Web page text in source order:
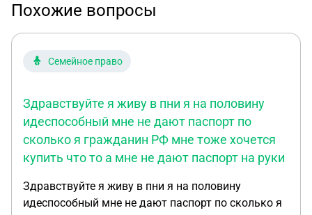
Похожие вопросы
Семейное право
Здравствуйте я живу в пни я на половину
идеспособный мне не дают паспорт по
сколько я гражданин РФ мне тоже хочется
купить что то а мне не дают паспорт на руки
Здравствуйте я живу в пни я на половину
идеспособный мне не дают паспорт по сколько я